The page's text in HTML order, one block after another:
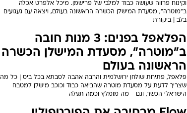
וקינוח פרווה שעושה כבוד למלבי של פרישמן. מיכל אלפרט אכלה
ב"מוטרה", מסעדת המישלן הכשרה הראשונה בעולם, ויצאה עם געגועים
בלב | ביקורת
הפלאפל בפנים: 3 מנות חובה
ב"מוטרה", מסעדת המישלן הכשרה
הראשונה בעולם
פלאפל, פתיחת שולחן ירושלמית והרבה אהבה לסבתא בכל ביס | כל מה
שצריך לדעת על מסעדת מוטרה שהביאה כבוד וכוכב מישלן למטבח
הישראלי הכשר, וגם - מה מומלץ וכמה תעלה